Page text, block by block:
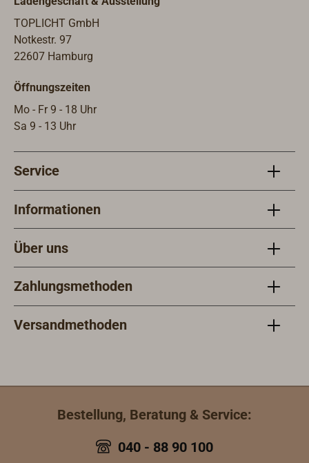
TOPLICHT GmbH
Notkestr. 97
22607 Hamburg
Öffnungszeiten
Mo - Fr 9 - 18 Uhr
Sa 9 - 13 Uhr
Service
Informationen
Über uns
Zahlungsmethoden
Versandmethoden
Bestellung, Beratung & Service:
040 - 88 90 100